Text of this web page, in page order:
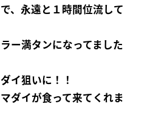
、永遠と１時間位流して
ー満タンになってました
イ狙いに！！
ダイが食って来てくれま